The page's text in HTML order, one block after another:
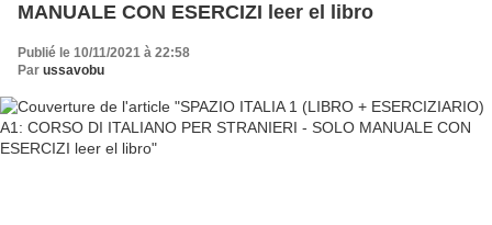
MANUALE CON ESERCIZI leer el libro
Publié le 10/11/2021 à 22:58
Par ussavobu